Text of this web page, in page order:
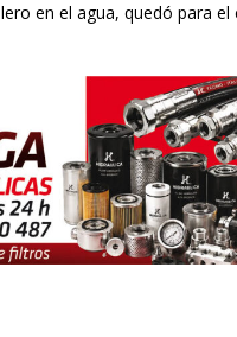
en el agua, quedó para el